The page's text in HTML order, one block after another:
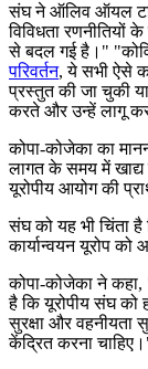
संघ ने ऑलिव ऑयल
विविधता रणनीतियों
से बदल गई है।"
परिवर्तन, ये सभी ऐसे
प्रस्तुत की जा चुकी या
करते और उन्हें लागू
कोपा-कोजेका का
लागत के समय में खाद्य
यूरोपीय आयोग की
संघ को यह भी चिंता है
कार्यान्वयन यूरोप को
कोपा-कोजेका ने कहा,
है कि यूरोपीय संघ को
सुरक्षा और वहनीयता
केंद्रित करना